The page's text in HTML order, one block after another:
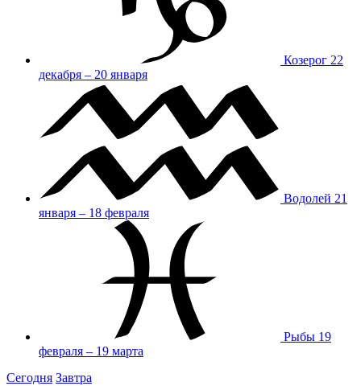
Козерог 22
декабря – 20 января
Водолей 21
января – 18 февраля
Рыбы 19
февраля – 19 марта
Сегодня Завтра